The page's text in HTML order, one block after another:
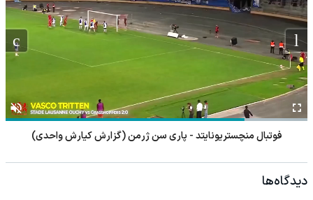
فوتبال منچستریونایتد - پاری سن ژرمن (گزارش کیارش واحدی)
دیدگاه‌ها